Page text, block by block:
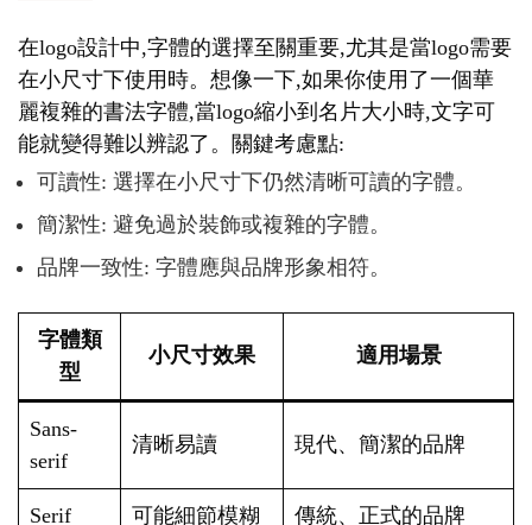
在logo設計中,字體的選擇至關重要,尤其是當logo需要
在小尺寸下使用時。想像一下,如果你使用了一個華
麗複雜的書法字體,當logo縮小到名片大小時,文字可
能就變得難以辨認了。關鍵考慮點:
可讀性: 選擇在小尺寸下仍然清晰可讀的字體。
簡潔性: 避免過於裝飾或複雜的字體。
品牌一致性: 字體應與品牌形象相符。
字體類
型
小尺寸效果 適用場景
Sans-
serif
清晰易讀 現代、簡潔的品牌
Serif 可能細節模糊 傳統、正式的品牌